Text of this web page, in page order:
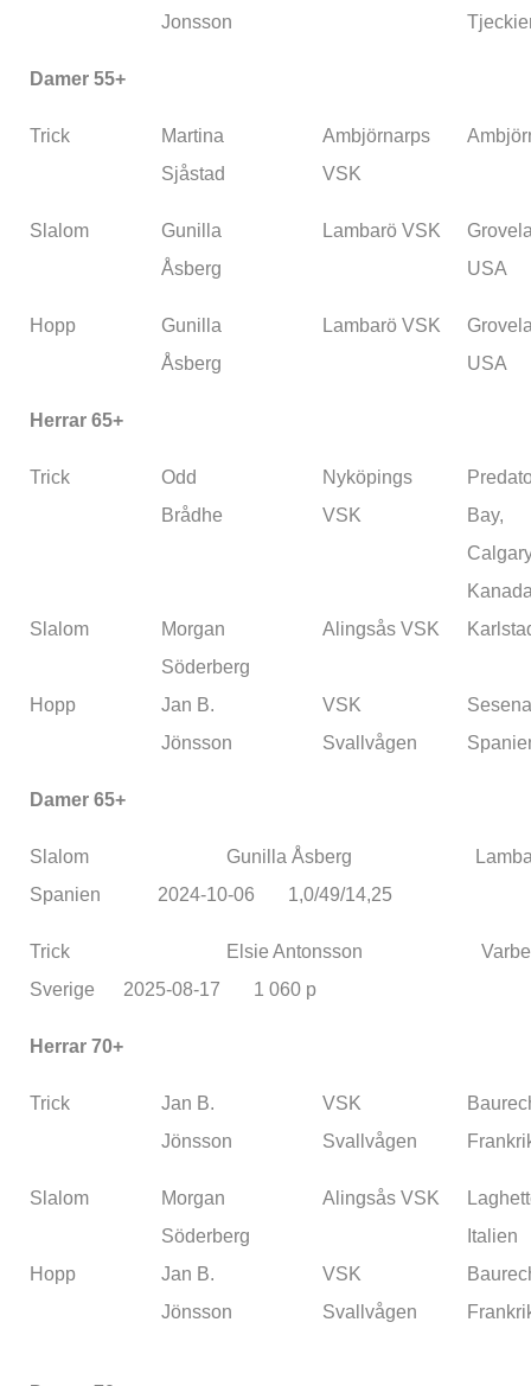
Jonsson
Damer 55+
Trick
Martina
Sjåstad
Ambjörnarps
VSK
Slalom
Gunilla
Åsberg
Lambarö VSK
USA
Hopp
Gunilla
Åsberg
Lambarö VSK
USA
Herrar 65+
Trick
Odd
Brådhe
Nyköpings
VSK
Bay,
Slalom
Morgan
Söderberg
Alingsås VSK
Hopp
Jan B.
Jönsson
VSK
Svallvågen
Damer 65+
Slalom Gunilla Åsberg
Spanien 2024-10-06 1,0/49/14,25
Trick Elsie Antonsson
Sverige 2025-08-17 1 060 p
Herrar 70+
Trick
Jan B.
Jönsson
VSK
Svallvågen
Slalom
Morgan
Söderberg
Alingsås VSK
Italien
Hopp
Jan B.
Jönsson
VSK
Svallvågen